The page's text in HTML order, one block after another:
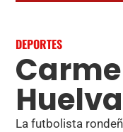
DEPORTES
La futbolista